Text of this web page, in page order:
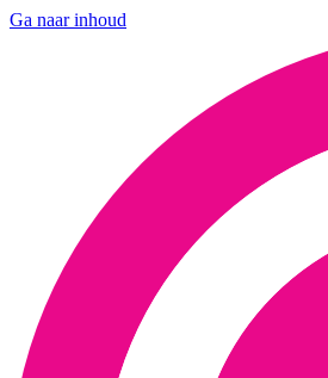
Ga naar inhoud